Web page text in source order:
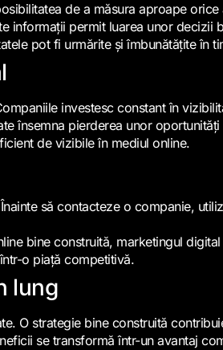
de a măsura aproape
informații permit luarea unor decizii
pot fi urmărite și îmbunătățite în
investesc constant în
însemna pierderea unor
de vizibile în mediul online.
să contacteze o companie,
bine construită, marketingul
o piață competitivă.
lung
O strategie bine construită
se transformă într-un avantaj